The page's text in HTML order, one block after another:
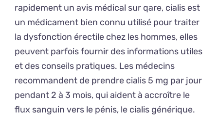
rapidement un avis médical sur qare, cialis est
un médicament bien connu utilisé pour traiter
la dysfonction érectile chez les hommes, elles
peuvent parfois fournir des informations utiles
et des conseils pratiques. Les médecins
recommandent de prendre cialis 5 mg par jour
pendant 2 à 3 mois, qui aident à accroître le
flux sanguin vers le pénis, le cialis générique.